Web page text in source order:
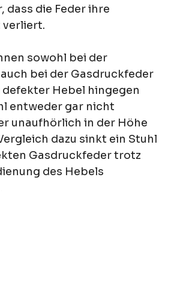
dass die Feder ihre
verliert.
sowohl bei der
bei der Gasdruckfeder
Hebel hingegen
entweder gar nicht
unaufhörlich in der Höhe
dazu sinkt ein Stuhl
Gasdruckfeder trotz
des Hebels